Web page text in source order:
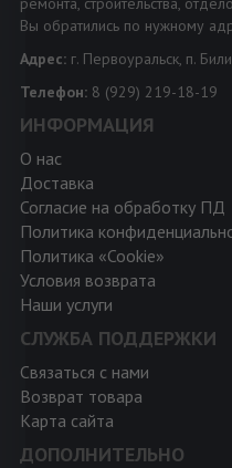
Вы обратились по нужному
Адрес: г. Первоуральск, п.
Телефон: 8 (929) 219-18-19
ИНФОРМАЦИЯ
О нас
Доставка
Согласие на обработку ПД
Политика
Политика «Cookie»
Условия возврата
Наши услуги
СЛУЖБА ПОДДЕРЖКИ
Связаться с нами
Возврат товара
Карта сайта
ДОПОЛНИТЕЛЬНО